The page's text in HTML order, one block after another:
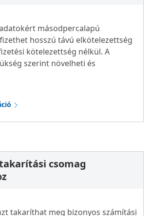
másodpercalapú
hosszú távú elkötelezettség
kötelezettség nélkül. A
szerint növelheti és
csomag
takaríthat meg bizonyos számítási